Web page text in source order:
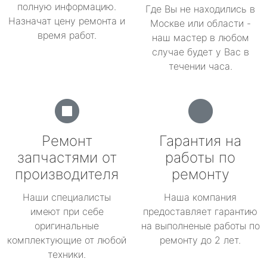
полную информацию.
Назначат цену ремонта и
время работ.
Где Вы не находились в
Москве или области -
наш мастер в любом
случае будет у Вас в
течении часа.
Ремонт
запчастями от
производителя
Наши специалисты
имеют при себе
оригинальные
комплектующие от любой
техники.
Гарантия на
работы по
ремонту
Наша компания
предоставляет гарантию
на выполненые работы по
ремонту до 2 лет.